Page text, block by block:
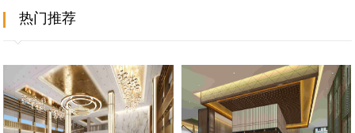
热门推荐